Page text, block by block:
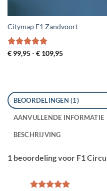
Citymap F1 Zandvoort
Gewaardeerd
€99,95 - €109,95Prijsklasse:
BEOORDELINGEN (1)
AANVULLENDE INFORMATIE
BESCHRIJVING
1 beoordeling voor F1